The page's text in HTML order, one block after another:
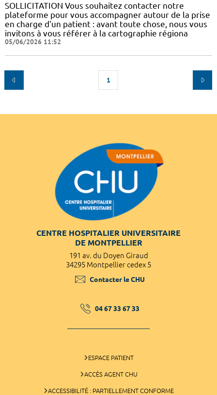
SOLLICITATION Vous souhaitez contacter notre
plateforme pour vous accompagner autour de la prise
en charge d'un patient : avant toute chose, nous vous
invitons à vous référer à la cartographie régiona
05/06/2026 11:52
1
CENTRE HOSPITALIER UNIVERSITAIRE
DE MONTPELLIER
191 av. du Doyen Giraud
34295 Montpellier cedex 5
Contacter le CHU
04 67 33 67 33
ESPACE PATIENT
ACCÈS AGENT CHU
ACCESSIBILITÉ : PARTIELLEMENT CONFORME